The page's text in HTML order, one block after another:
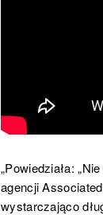
„Powiedziała:
agencji
wystarczająco